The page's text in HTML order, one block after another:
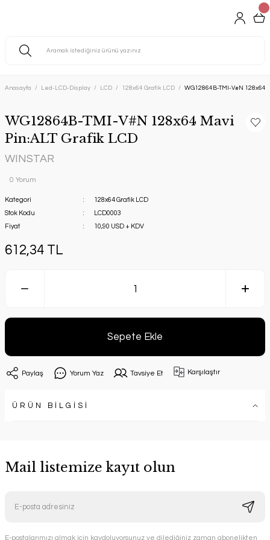
Anasayfa Led-LCD-Display LCD 128x64 Grafik LCD WG12864B-TMI-V#N 128x64
WG12864B-TMI-V#N 128x64 Mavi
Pin:ALT Grafik LCD
WINSTAR
0 Yorum
Kategori
128x64 Grafik LCD
Stok Kodu
LCD0003
Fiyat
10,90 USD + KDV
612,34 TL
Sepete Ekle
Paylaş Yorum Yaz Tavsiye Et Karşılaştır
ÜRÜN BİLGİSİ
Mail listemize kayıt olun
E-postalarımızı almak için kaydoluyorsunuz ve dilediğiniz zaman abonelikten